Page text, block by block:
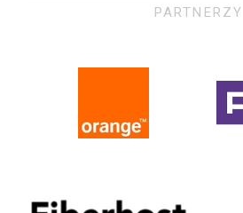
PARTNERZY